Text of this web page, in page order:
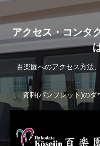
アクセス・コンタ
百楽園へのアクセス方法
資料(パンフレット)の